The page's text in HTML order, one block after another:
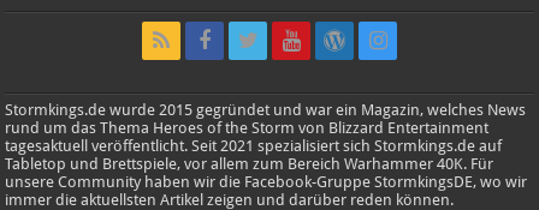
Stormkings.de wurde 2015 gegründet und war ein Magazin, welches News
rund um das Thema Heroes of the Storm von Blizzard Entertainment
tagesaktuell veröffentlicht. Seit 2021 spezialisiert sich Stormkings.de auf
Tabletop und Brettspiele, vor allem zum Bereich Warhammer 40K. Für
unsere Community haben wir die Facebook-Gruppe StormkingsDE, wo wir
immer die aktuellsten Artikel zeigen und darüber reden können.